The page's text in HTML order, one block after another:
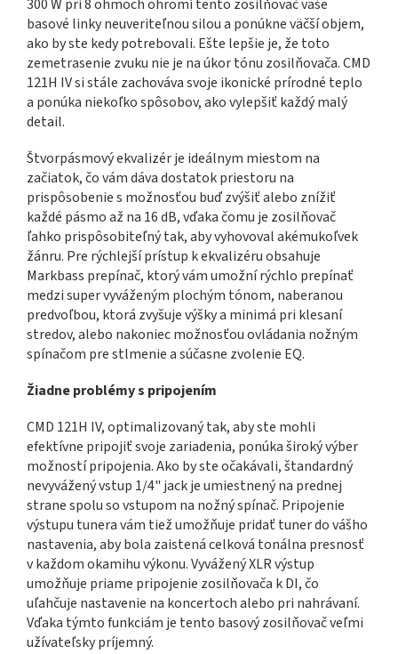
300 W pri 8 ohmoch ohromí tento zosilňovač vaše
basové linky neuveriteľnou silou a ponúkne väčší objem,
ako by ste kedy potrebovali. Ešte lepšie je, že toto
zemetrasenie zvuku nie je na úkor tónu zosilňovača. CMD
121H IV si stále zachováva svoje ikonické prírodné teplo
a ponúka niekoľko spôsobov, ako vylepšiť každý malý
detail.
Štvorpásmový ekvalizér je ideálnym miestom na
začiatok, čo vám dáva dostatok priestoru na
prispôsobenie s možnosťou buď zvýšiť alebo znížiť
každé pásmo až na 16 dB, vďaka čomu je zosilňovač
ľahko prispôsobiteľný tak, aby vyhovoval akémukoľvek
žánru. Pre rýchlejší prístup k ekvalizéru obsahuje
Markbass prepínač, ktorý vám umožní rýchlo prepínať
medzi super vyváženým plochým tónom, naberanou
predvoľbou, ktorá zvyšuje výšky a minimá pri klesaní
stredov, alebo nakoniec možnosťou ovládania nožným
spínačom pre stlmenie a súčasne zvolenie EQ.
Žiadne problémy s pripojením
CMD 121H IV, optimalizovaný tak, aby ste mohli
efektívne pripojiť svoje zariadenia, ponúka široký výber
možností pripojenia. Ako by ste očakávali, štandardný
nevyvážený vstup 1/4" jack je umiestnený na prednej
strane spolu so vstupom na nožný spínač. Pripojenie
výstupu tunera vám tiež umožňuje pridať tuner do vášho
nastavenia, aby bola zaistená celková tonálna presnosť
v každom okamihu výkonu. Vyvážený XLR výstup
umožňuje priame pripojenie zosilňovača k DI, čo
uľahčuje nastavenie na koncertoch alebo pri nahrávaní.
Vďaka týmto funkciám je tento basový zosilňovač veľmi
užívateľsky príjemný.